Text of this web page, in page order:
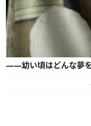
――幼い頃はどんな夢